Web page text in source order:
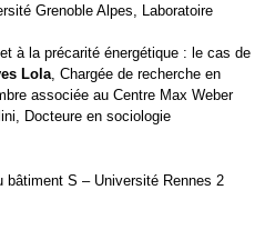
Grenoble Alpes, Laboratoire
à la précarité énergétique : le cas de
Lola , Chargée de recherche en
associée au Centre Max Weber
Docteure en sociologie
bâtiment S – Université Rennes 2